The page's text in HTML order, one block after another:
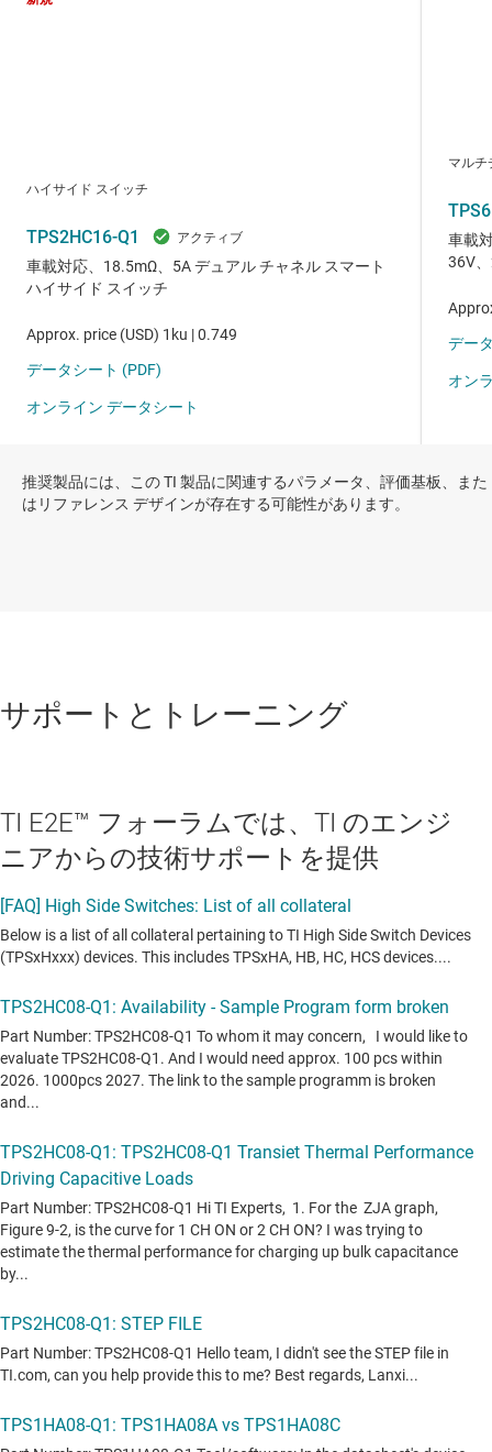
推奨製品には、この TI 製品に関連するパラメータ、評価基板、また
はリファレンス デザインが存在する可能性があります。
サポートとトレーニング
TI E2E™ フォーラムでは、TI のエンジ
ニアからの技術サポートを提供